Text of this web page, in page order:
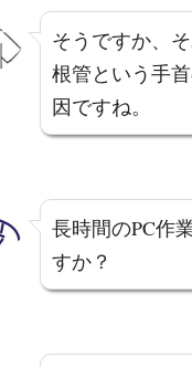
そうですか、
根管という手
因ですね。
長時間のPC作
すか？